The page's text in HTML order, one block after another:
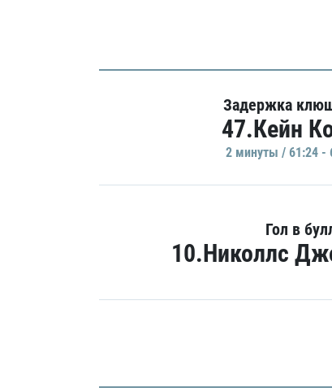
Задержка
47.Кейн
2 минуты / 61:24 -
Гол в
10.Николлс